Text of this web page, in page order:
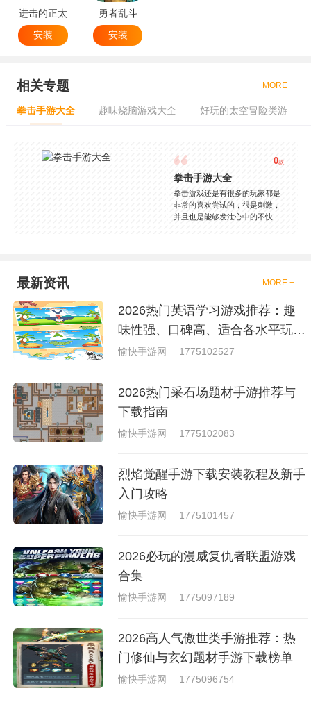
进击的正太
安装
勇者乱斗
安装
相关专题 MORE +
拳击手游大全 趣味烧脑游戏大全 好玩的太空冒险类游
0款
拳击手游大全
拳击游戏还是有很多的玩家都是
非常的喜欢尝试的，很是刺激，
并且也是能够发泄心中的不快
够去进行体验的，我们也是能够
就是收集了一些有意思的拳击游
戏，相信你们一定会喜欢的。
最新资讯 MORE +
2026热门英语学习游戏推荐：趣
味性强、口碑高、适合各水平玩家
的英语游戏合集
愉快手游网 1775102527
2026热门采石场题材手游推荐与
下载指南
愉快手游网 1775102083
烈焰觉醒手游下载安装教程及新手
入门攻略
愉快手游网 1775101457
2026必玩的漫威复仇者联盟游戏
合集
愉快手游网 1775097189
2026高人气傲世类手游推荐：热
门修仙与玄幻题材手游下载榜单
愉快手游网 1775096754